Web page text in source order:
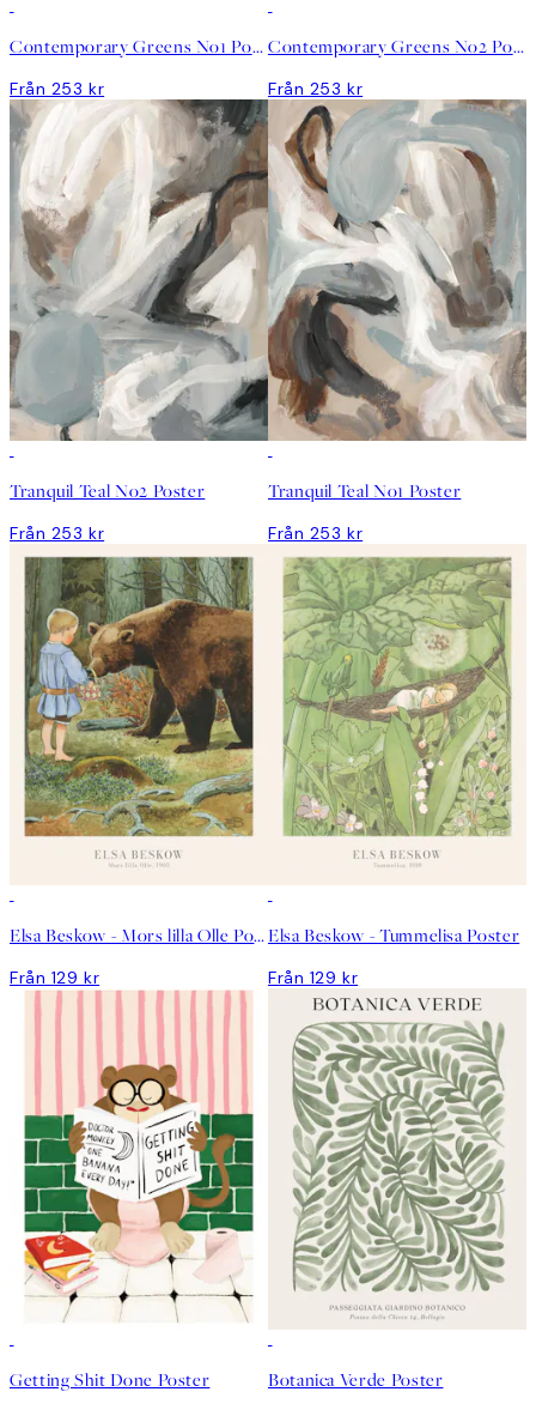
Contemporary Greens No1 Poster
Från 253 kr
Contemporary Greens No2 Poster
Från 253 kr
Tranquil Teal No2 Poster
Från 253 kr
Tranquil Teal No1 Poster
Från 253 kr
Elsa Beskow - Mors lilla Olle Poster
Från 129 kr
Elsa Beskow - Tummelisa Poster
Från 129 kr
Getting Shit Done Poster Botanica Verde Poster